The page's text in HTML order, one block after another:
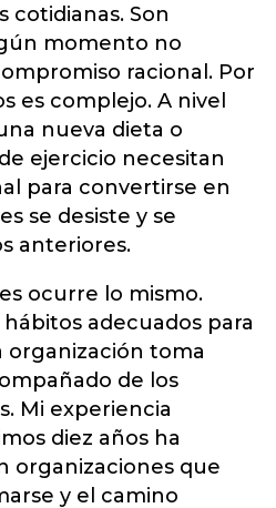
cotidianas. Son
momento no
racional. Por
es complejo. A nivel
nueva dieta o
ejercicio necesitan
para convertirse en
se desiste y se
anteriores.
ocurre lo mismo.
adecuados para
organización toma
de los
Mi experiencia
diez años ha
organizaciones que
y el camino